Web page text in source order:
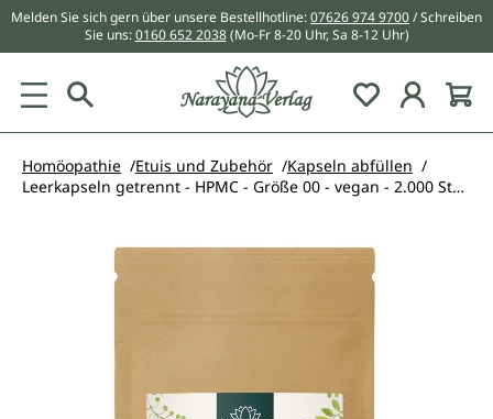
springen
Melden Sie sich gern über unsere Bestellhotline:07626 974 9700/ Schreiben
Sie uns:0160 652 2038 (Mo-Fr 8-20 Uhr, Sa 8-12 Uhr)
Du hast 0
Homöopathie Etuis und Zubehör
Kapseln abfüllen
Leerkapseln getrennt - HPMC - Größe 00 - vegan - 2.000 Stück - von Unimedica
Bildergalerie überspringen